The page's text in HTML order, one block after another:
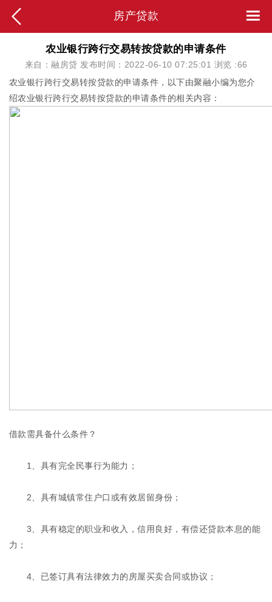
房产贷款
农业银行跨行交易转按贷款的申请条件
来自：融房贷 发布时间：2022-06-10 07:25:01 浏览 :66
农业银行跨行交易转按贷款的申请条件，以下由聚融小编为您介
绍农业银行跨行交易转按贷款的申请条件的相关内容：
借款需具备什么条件？
1、具有完全民事行为能力；
2、具有城镇常住户口或有效居留身份；
3、具有稳定的职业和收入，信用良好，有偿还贷款本息的能
力；
4、已签订具有法律效力的房屋买卖合同或协议；